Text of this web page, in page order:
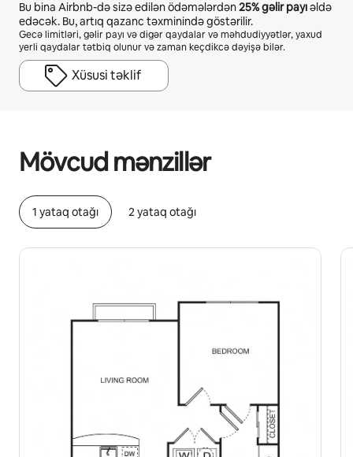
Bu bina Airbnb-də sizə edilən ödəmələrdən25%gəlir payıəldə
edəcək. Bu, artıq qazanc təxminində göstərilir.
Gecə limitləri, gəlir payı və digər qaydalar və məhdudiyyətlər, yaxud
yerli qaydalar tətbiq olunur və zaman keçdikcə dəyişə bilər.
Xüsusi təklif
Mövcud mənzillər
1 yataq otağı 2 yataq otağı